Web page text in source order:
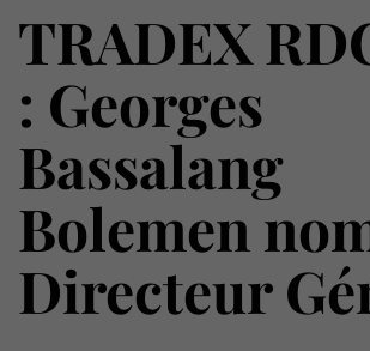
​TRADEX
: Georges
Bassalang
Bolemen
Directeur